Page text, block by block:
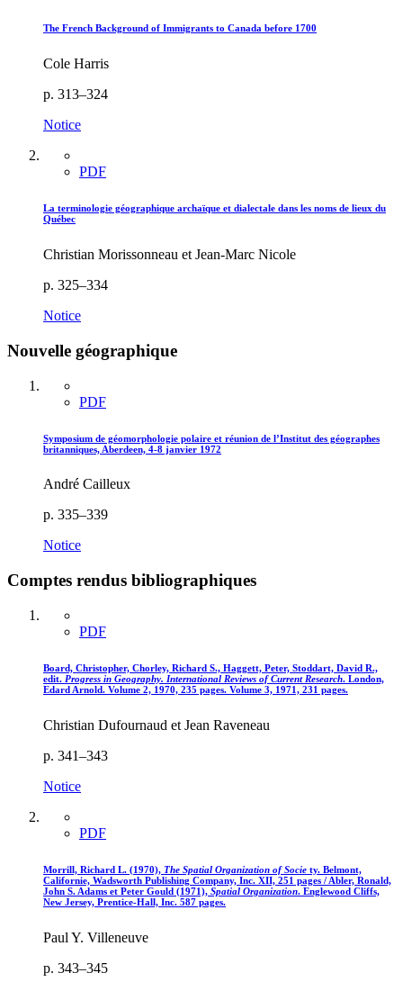
The French Background of Immigrants to Canada before 1700
Cole Harris
p. 313–324
Notice
PDF
La terminologie géographique archaïque et dialectale dans les noms de lieux du
Québec
Christian Morissonneau et Jean-Marc Nicole
p. 325–334
Notice
Nouvelle géographique
PDF
Symposium de géomorphologie polaire et réunion de l’Institut des géographes
britanniques, Aberdeen, 4-8 janvier 1972
André Cailleux
p. 335–339
Notice
Comptes rendus bibliographiques
PDF
Board, Christopher, Chorley, Richard S., Haggett, Peter, Stoddart, David R.,
edit. Progress in Geography. International Reviews of Current Research. London,
Edard Arnold. Volume 2, 1970, 235 pages. Volume 3, 1971, 231 pages.
Christian Dufournaud et Jean Raveneau
p. 341–343
Notice
PDF
Morrill, Richard L. (1970), The Spatial Organization of Socie ty. Belmont,
Californie, Wadsworth Publishing Company, Inc. XII, 251 pages / Abler, Ronald,
John S. Adams et Peter Gould (1971), Spatial Organization. Englewood Cliffs,
New Jersey, Prentice-Hall, Inc. 587 pages.
Paul Y. Villeneuve
p. 343–345